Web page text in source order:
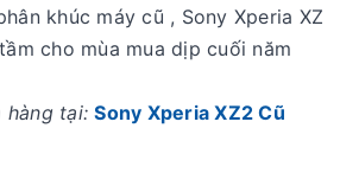
khúc máy cũ , Sony Xperia XZ
cho mùa mua dịp cuối năm
hàng tại:Sony Xperia XZ2 Cũ